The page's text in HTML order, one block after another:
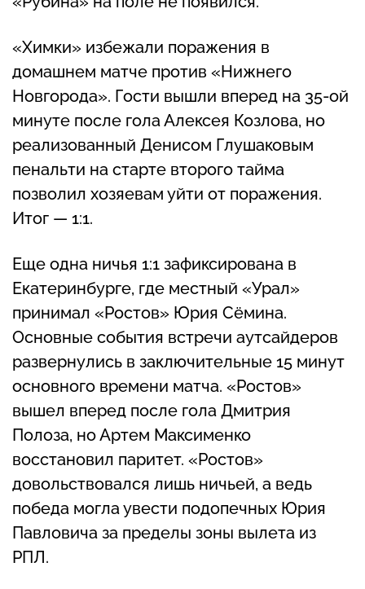
«Химки» избежали поражения в
домашнем матче против «Нижнего
Новгорода». Гости вышли вперед на 35-ой
минуте после гола Алексея Козлова, но
реализованный Денисом Глушаковым
пенальти на старте второго тайма
позволил хозяевам уйти от поражения.
Итог — 1:1.
Еще одна ничья 1:1 зафиксирована в
Екатеринбурге, где местный «Урал»
принимал «Ростов» Юрия Сёмина.
Основные события встречи аутсайдеров
развернулись в заключительные 15 минут
основного времени матча. «Ростов»
вышел вперед после гола Дмитрия
Полоза, но Артем Максименко
восстановил паритет. «Ростов»
довольствовался лишь ничьей, а ведь
победа могла увести подопечных Юрия
Павловича за пределы зоны вылета из
РПЛ.